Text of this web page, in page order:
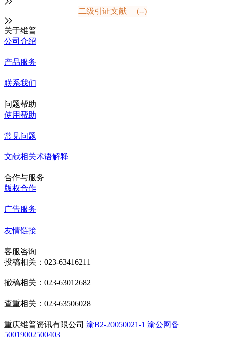
二级引证文献 (--)
关于维普
公司介绍
产品服务
联系我们
问题帮助
使用帮助
常见问题
文献相关术语解释
合作与服务
版权合作
广告服务
友情链接
客服咨询
投稿相关：023-63416211
撤稿相关：023-63012682
查重相关：023-63506028
重庆维普资讯有限公司 渝B2-20050021-1 渝公网备
50019002500403